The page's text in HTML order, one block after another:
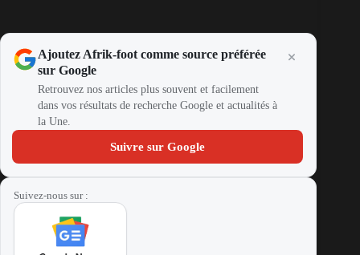
Ajoutez Afrik-foot comme source préférée
sur Google
Retrouvez nos articles plus souvent et facilement
dans vos résultats de recherche Google et actualités à
la Une.
Suivre sur Google
Suivez-nous sur :